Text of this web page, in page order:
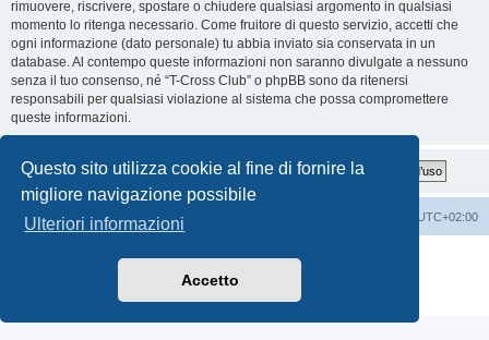
Questo sito utilizza cookie al fine di fornire la
migliore navigazione possibile
Ulteriori informazioni
Accetto
rimuovere, riscrivere, spostare o chiudere qualsiasi argomento in qualsiasi
momento lo ritenga necessario. Come fruitore di questo servizio, accetti che
ogni informazione (dato personale) tu abbia inviato sia conservata in un
database. Al contempo queste informazioni non saranno divulgate a nessuno
senza il tuo consenso, né “T-Cross Club” o phpBB sono da ritenersi
responsabili per qualsiasi violazione al sistema che possa compromettere
queste informazioni.
T-Cross Club T-Cross Club UTC+02:00
Traduzione Italiana